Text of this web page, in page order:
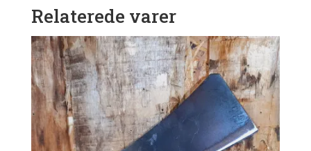
Relaterede varer